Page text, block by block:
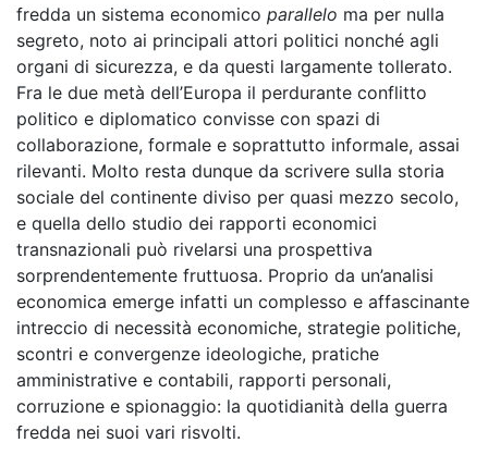
fredda un sistema economico parallelo ma per nulla
segreto, noto ai principali attori politici nonché agli
organi di sicurezza, e da questi largamente tollerato.
Fra le due metà dell’Europa il perdurante conflitto
politico e diplomatico convisse con spazi di
collaborazione, formale e soprattutto informale, assai
rilevanti. Molto resta dunque da scrivere sulla storia
sociale del continente diviso per quasi mezzo secolo,
e quella dello studio dei rapporti economici
transnazionali può rivelarsi una prospettiva
sorprendentemente fruttuosa. Proprio da un’analisi
economica emerge infatti un complesso e affascinante
intreccio di necessità economiche, strategie politiche,
scontri e convergenze ideologiche, pratiche
amministrative e contabili, rapporti personali,
corruzione e spionaggio: la quotidianità della guerra
fredda nei suoi vari risvolti.